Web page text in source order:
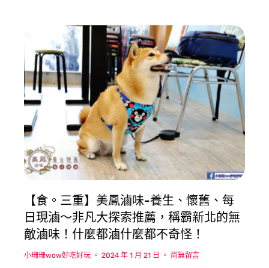
【食。三重】美鳳滷味-養生、懷舊、每
日現滷〜非凡大探索推薦，稱霸新北的無
敵滷味！什麼都滷什麼都不奇怪！
小珊珊wow好吃好玩 2024 年 1 月 21 日 尚無留言